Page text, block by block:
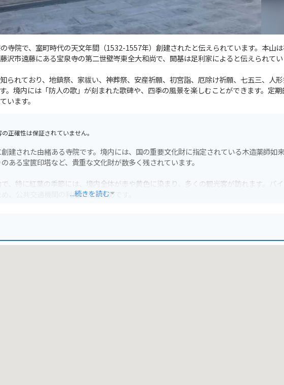
寺院で、室町時代の天文年間（1532-1557年）創建されたと伝えられています。本山
沢市遠藤にある宝泉寺の第二世壁岑東全大和尚で、開基は足利家によると伝えられて
られており、地鎮祭、家祓い、神葬祭、安産祈願、初宮詣、厄除け祈願、七五三、人
。境内には「防人の歌」が刻まれた歌碑や、四季の風景を楽しむことができます。定
います。
正確性は保証されていません。
建された由緒ある寺院です。境内には、国の重要文化財に指定されている木造薬師如
ある宝篋印塔など、貴重な文化財が数多く残されています。
、特に紅葉の季節には、境内全体が赤や黄色に染まり、多くの観光客が訪れます。バ
、公共交通機関の利用がおすすめです。
...続きを読む